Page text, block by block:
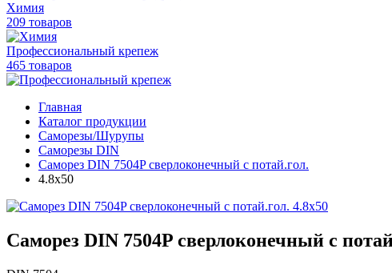
Химия
209 товаров
Профессиональный крепеж
465 товаров
Главная
Каталог продукции
Саморезы/Шурупы
Саморезы DIN
Саморез DIN 7504P сверлоконечный с потай.гол.
4.8x50
Саморез DIN 7504P сверлоконечный с